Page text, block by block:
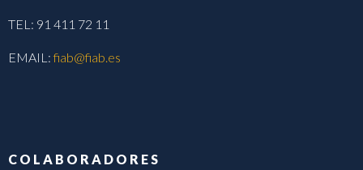
TEL: 91 411 72 11
EMAIL:fiab@fiab.es
COLABORADORES